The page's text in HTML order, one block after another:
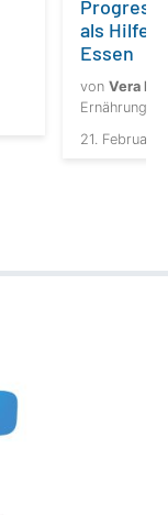
als Hilfe
Essen
von Vera
21. Februar